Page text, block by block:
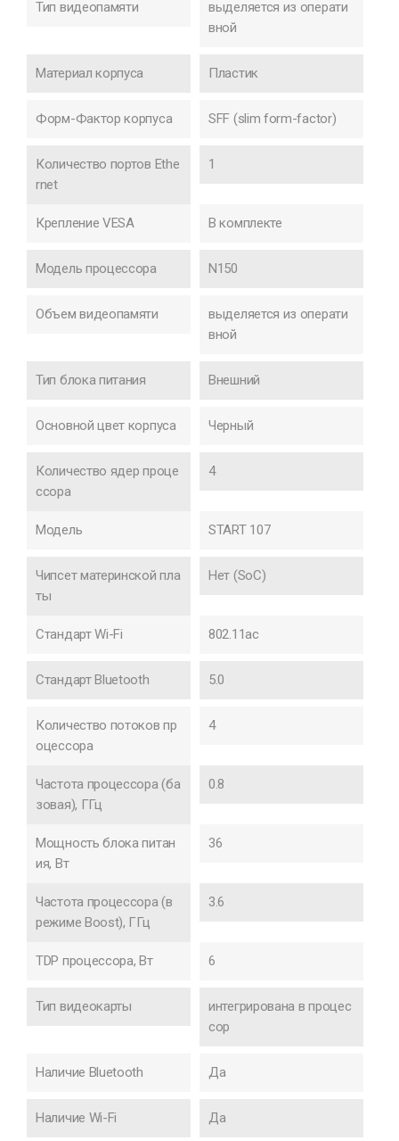
Тип видеопамяти
выделяется из операти
вной
Материал корпуса Пластик
Форм-Фактор корпуса SFF (slim form-factor)
Количество портов Ethe
rnet
1
Крепление VESA В комплекте
Модель процессора N150
Объем видеопамяти
выделяется из операти
вной
Тип блока питания Внешний
Основной цвет корпуса Черный
Количество ядер проце
ссора
4
Модель START 107
Чипсет материнской пла
ты
Нет (SoC)
Стандарт Wi-Fi 802.11ac
Стандарт Bluetooth 5.0
Количество потоков пр
оцессора
4
Частота процессора (ба
зовая), ГГц
0.8
Мощность блока питан
ия, Вт
36
Частота процессора (в
режиме Boost), ГГц
3.6
TDP процессора, Вт 6
Тип видеокарты
интегрирована в процес
сор
Наличие Bluetooth Да
Наличие Wi-Fi Да